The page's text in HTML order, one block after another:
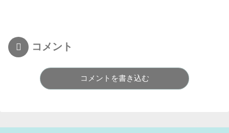
コメント
コメントを書き込む